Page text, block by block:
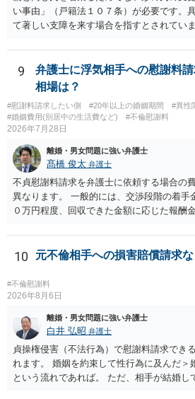
い事由」（戸籍法１０７条）が必要です。
て著しい支障を来す場合を指すとされてい
支障」の具体的判断の中で、現在の氏を使
いのかが審理判断されることになる、とい
9
弁護士に浮気相手への慰謝料
相場は？
#慰謝料請求したい側 #20年以上の婚姻期間
#異性
#婚姻費用(別居中の生活費など)
#不倫慰謝料
2026年7月28日
離婚・男女問題に強い弁護士
髙橋 俊太 弁護士
不貞慰謝料請求を弁護士に依頼する場合の
異なります。 一般的には、交渉段階の着手
０万円程度、回収できた金額に応じた報酬
には、追加着手金や日当、実費が発生する
も、証拠が十分にあるか、相手方の住所・
額、離婚の有無、交渉で終わるか訴訟まで
変わり得ます。依頼前に、交渉だけの場合
できなかった場合の費用を確認しておくと
通しを過度に楽観的に言い過ぎないか、質
か、連絡方法（メール、電話、弁護士直接
ど）や対応スピードが合うかを確認すると
しましても、弁護士への相談・依頼にあた
手方の関係、相手方の氏名・住所等、夫婦
10 元不倫相手への損害賠償請求
#不倫慰謝料
2026年8月6日
離婚・男女問題に強い弁護士
白井 弘昭 弁護士
貞操権侵害（不法行為）で慰謝料請求でき
れます。 婚姻を約束して性行為に及んだ＞
という流れであれば。 ただ、相手が結婚し